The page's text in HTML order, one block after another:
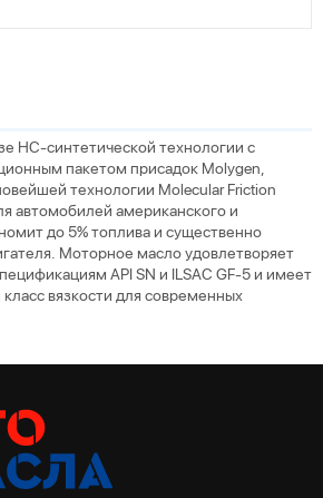
HC-синтетической технологии с
пакетом присадок Molygen,
технологии Molecular Friction
автомобилей американского и
до 5% топлива и существенно
Моторное масло удовлетворяет
API SN и ILSAC GF-5 и имеет
вязкости для современных